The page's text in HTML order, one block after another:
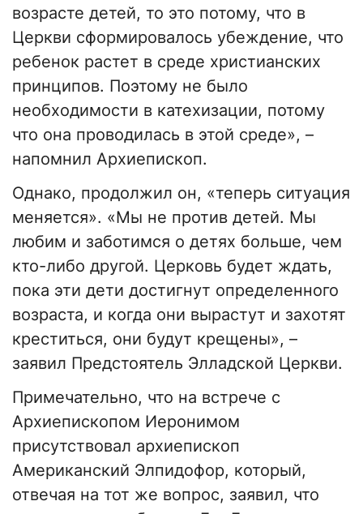
возрасте детей, то это потому, что в
Церкви сформировалось убеждение, что
ребенок растет в среде христианских
принципов. Поэтому не было
необходимости в катехизации, потому
что она проводилась в этой среде», –
напомнил Архиепископ.
Однако, продолжил он, «теперь ситуация
меняется». «Мы не против детей. Мы
любим и заботимся о детях больше, чем
кто-либо другой. Церковь будет ждать,
пока эти дети достигнут определенного
возраста, и когда они вырастут и захотят
креститься, они будут крещены», –
заявил Предстоятель Элладской Церкви.
Примечательно, что на встрече с
Архиепископом Иеронимом
присутствовал архиепископ
Американский Элпидофор, который,
отвечая на тот же вопрос, заявил, что